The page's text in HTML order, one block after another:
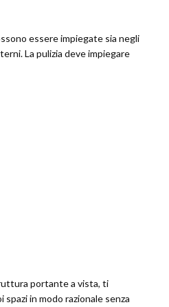
essere impiegate sia negli
La pulizia deve impiegare
portante a vista, ti
in modo razionale senza